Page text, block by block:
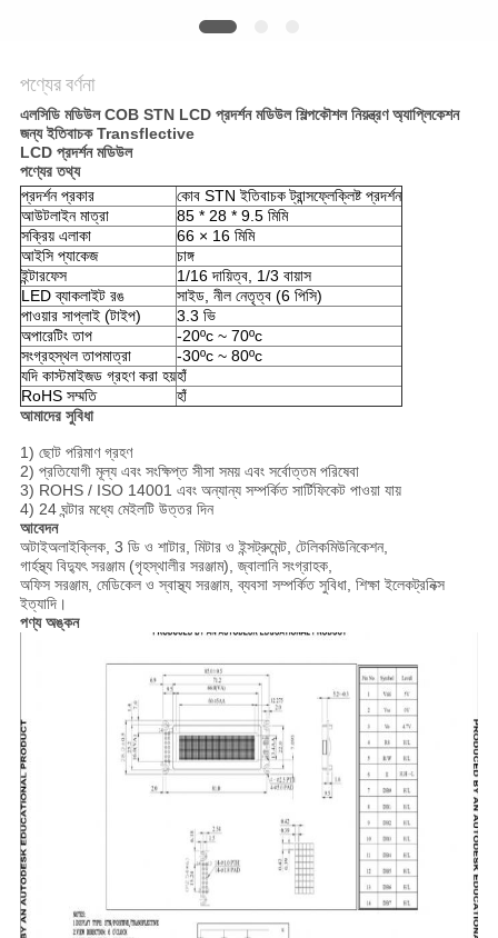
পণ্যের বর্ণনা
এলসিডি মডিউল COB STN LCD প্রদর্শন মডিউল শিল্পকৌশল নিয়ন্ত্রণ অ্যাপ্লিকেশন
জন্য ইতিবাচক Transflective
LCD প্রদর্শন মডিউল
পণ্যের তথ্য
প্রদর্শন প্রকার
কোব STN ইতিবাচক ট্রান্সফ্লেক্লিষ্ট প্রদর্শন
আউটলাইন মাত্রা
85 * 28 * 9.5 মিমি
সক্রিয় এলাকা
66 × 16 মিমি
আইসি প্যাকেজ
চাঙ্গ
ইন্টারফেস
1/16 দায়িত্ব, 1/3 বায়াস
LED ব্যাকলাইট রঙ
সাইড, নীল নেতৃত্ব (6 পিসি)
পাওয়ার সাপ্লাই (টাইপ)
3.3 ভি
অপারেটিং তাপ
-20ºc ~ 70ºc
সংগ্রহস্থল তাপমাত্রা
-30ºc ~ 80ºc
যদি কাস্টমাইজড গ্রহণ করা হয়হাঁ
RoHS সম্মতি
হাঁ
আমাদের সুবিধা
1) ছোট পরিমাণ গ্রহণ
2) প্রতিযোগী মূল্য এবং সংক্ষিপ্ত সীসা সময় এবং সর্বোত্তম পরিষেবা
3) ROHS / ISO 14001 এবং অন্যান্য সম্পর্কিত সার্টিফিকেট পাওয়া যায়
4) 24 ঘন্টার মধ্যে মেইলটি উত্তর দিন
আবেদন
অটাইঅলাইক্লিক, 3 ডি ও শাটার, মিটার ও ইন্সট্রুমেন্ট, টেলিকমিউনিকেশন,
গার্হস্থ্য বিদ্যুৎ সরঞ্জাম (গৃহস্থালীর সরঞ্জাম), জ্বালানি সংগ্রাহক,
অফিস সরঞ্জাম, মেডিকেল ও স্বাস্থ্য সরঞ্জাম, ব্যবসা সম্পর্কিত সুবিধা, শিক্ষা ইলেকট্রনিক্স
ইত্যাদি।
পণ্য অঙ্কন